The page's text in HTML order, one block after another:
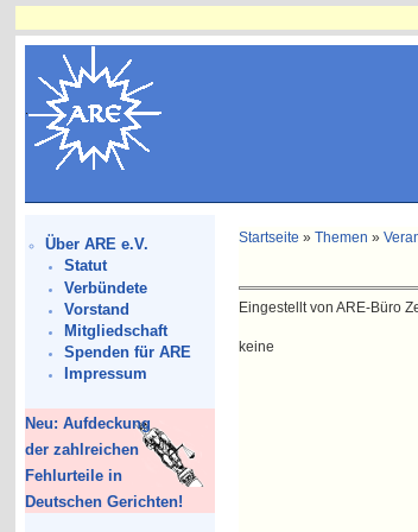
Über ARE e.V.
Statut
Verbündete
Vorstand
Mitgliedschaft
Spenden für ARE
Impressum
Neu: Aufdeckung
der zahlreichen
Fehlurteile in
Deutschen Gerichten!
Startseite »Themen »
Eingestellt von ARE-Büro
keine